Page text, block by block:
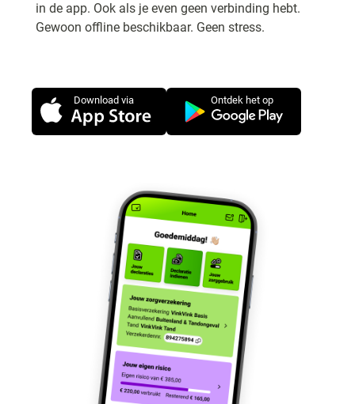
in de app. Ook als je even geen verbinding hebt.
Gewoon offline beschikbaar. Geen stress.